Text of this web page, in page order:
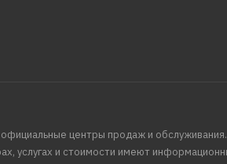
центры продаж и обслуживания.
услугах и стоимости имеют